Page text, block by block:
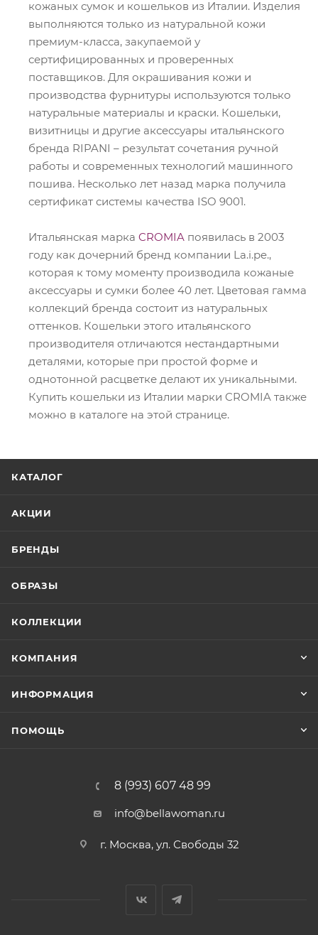
кожаных сумок и кошельков из Италии. Изделия
выполняются только из натуральной кожи
премиум-класса, закупаемой у
сертифицированных и проверенных
поставщиков. Для окрашивания кожи и
производства фурнитуры используются только
натуральные материалы и краски. Кошельки,
визитницы и другие аксессуары итальянского
бренда RIPANI – результат сочетания ручной
работы и современных технологий машинного
пошива. Несколько лет назад марка получила
сертификат системы качества ISO 9001.
Итальянская марка CROMIA появилась в 2003
году как дочерний бренд компании La.i.pe.,
которая к тому моменту производила кожаные
аксессуары и сумки более 40 лет. Цветовая гамма
коллекций бренда состоит из натуральных
оттенков. Кошельки этого итальянского
производителя отличаются нестандартными
деталями, которые при простой форме и
однотонной расцветке делают их уникальными.
Купить кошельки из Италии марки CROMIA также
можно в каталоге на этой странице.
КАТАЛОГ
АКЦИИ
БРЕНДЫ
ОБРАЗЫ
КОЛЛЕКЦИИ
КОМПАНИЯ
ИНФОРМАЦИЯ
ПОМОЩЬ
8 (993) 607 48 99
info@bellawoman.ru
г. Москва, ул. Свободы 32